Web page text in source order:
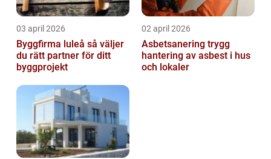
03 april 2026
Byggfirma luleå så väljer
du rätt partner för ditt
byggprojekt
02 april 2026
Asbetsanering trygg
hantering av asbest i hus
och lokaler